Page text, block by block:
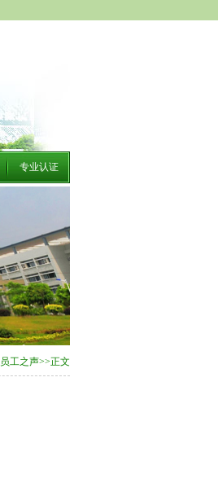
专业认证
员工之声>>正文